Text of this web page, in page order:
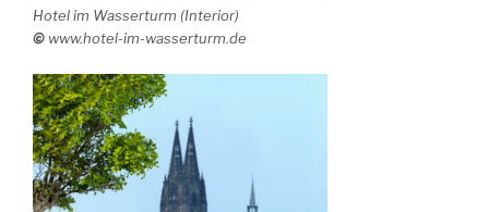
Hotel im Wasserturm (Interior)
© www.hotel-im-wasserturm.de